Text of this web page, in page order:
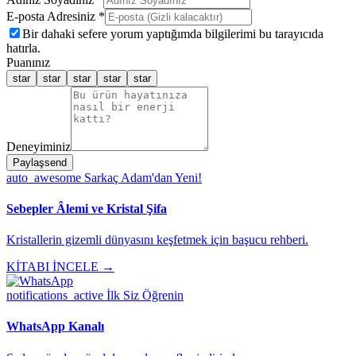
E-posta Adresiniz *
Bir dahaki sefere yorum yaptığımda bilgilerimi bu tarayıcıda
hatırla.
Puanınız
star star star star star
Deneyiminiz
Paylaşsend
auto_awesome Sarkaç Adam'dan Yeni!
Sebepler Âlemi ve Kristal Şifa
Kristallerin gizemli dünyasını keşfetmek için başucu rehberi.
KİTABI İNCELE →
notifications_active İlk Siz Öğrenin
WhatsApp Kanalı